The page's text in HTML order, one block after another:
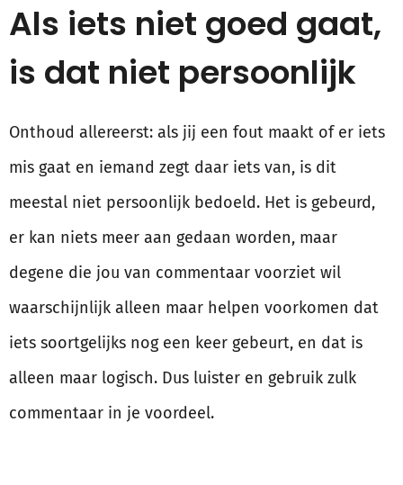
Als iets niet goed gaat,
is dat niet persoonlijk
Onthoud allereerst: als jij een fout maakt of er iets
mis gaat en iemand zegt daar iets van, is dit
meestal niet persoonlijk bedoeld. Het is gebeurd,
er kan niets meer aan gedaan worden, maar
degene die jou van commentaar voorziet wil
waarschijnlijk alleen maar helpen voorkomen dat
iets soortgelijks nog een keer gebeurt, en dat is
alleen maar logisch. Dus luister en gebruik zulk
commentaar in je voordeel.